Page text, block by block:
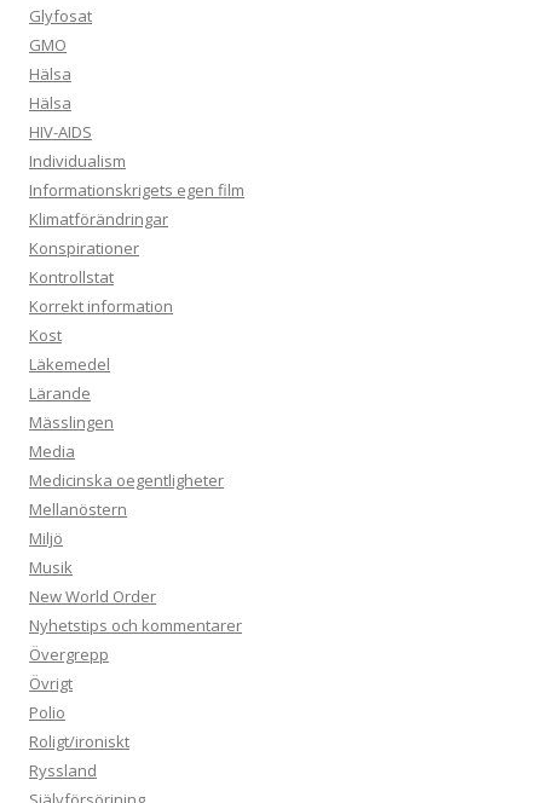
Glyfosat
GMO
Hälsa
Hälsa
HIV-AIDS
Individualism
Informationskrigets egen film
Klimatförändringar
Konspirationer
Kontrollstat
Korrekt information
Kost
Läkemedel
Lärande
Mässlingen
Media
Medicinska oegentligheter
Mellanöstern
Miljö
Musik
New World Order
Nyhetstips och kommentarer
Övergrepp
Övrigt
Polio
Roligt/ironiskt
Ryssland